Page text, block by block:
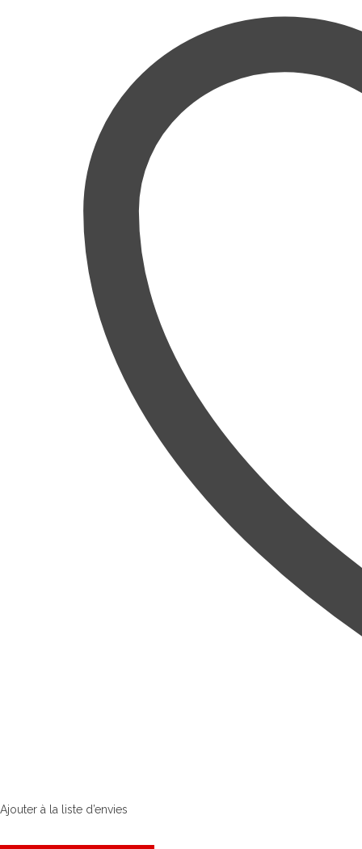
Ajouter à la liste d’envies